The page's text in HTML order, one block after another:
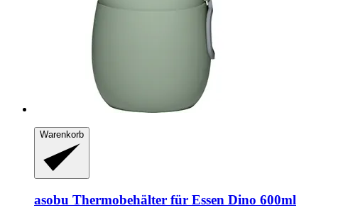
Warenkorb
asobu Thermobehälter für Essen Dino 600ml